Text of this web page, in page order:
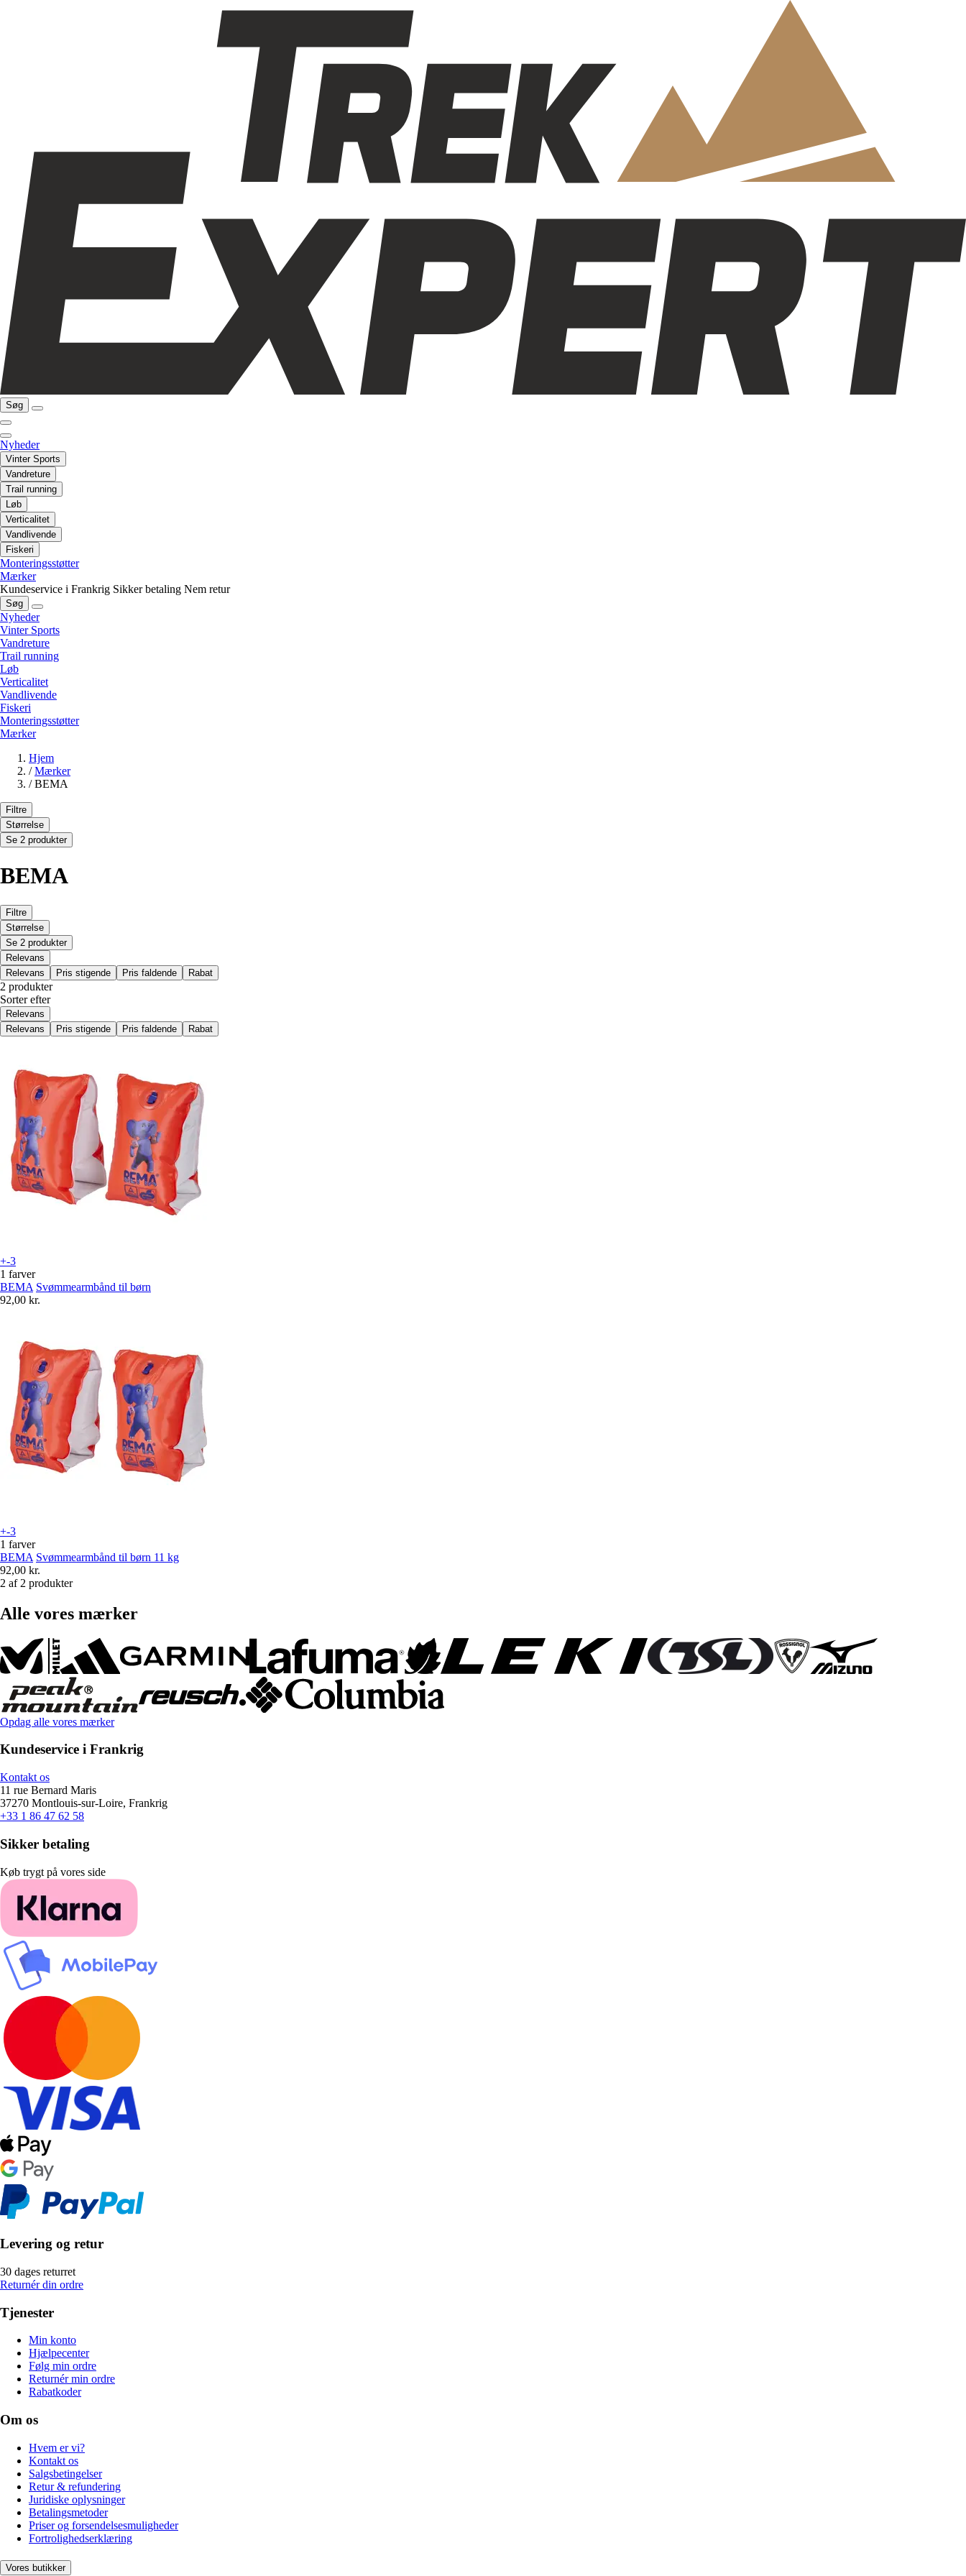
Søg
Nyheder
Vinter Sports
Vandreture
Trail running
Løb
Verticalitet
Vandlivende
Fiskeri
Monteringsstøtter
Mærker
Kundeservice i Frankrig Sikker betaling Nem retur
Søg
Nyheder
Vinter Sports
Vandreture
Trail running
Løb
Verticalitet
Vandlivende
Fiskeri
Monteringsstøtter
Mærker
Hjem
/ Mærker
/ BEMA
Filtre
Størrelse
Se 2 produkter
BEMA
Filtre
Størrelse
Se 2 produkter
Relevans
Relevans
Pris stigende Pris faldende Rabat
2 produkter
Sorter efter
Relevans
Relevans
Pris stigende Pris faldende Rabat
+-3
1 farver
BEMA Svømmearmbånd til børn
92,00 kr.
+-3
1 farver
BEMA Svømmearmbånd til børn 11 kg
92,00 kr.
2 af 2 produkter
Alle vores mærker
Opdag alle vores mærker
Kundeservice i Frankrig
Kontakt os
11 rue Bernard Maris
37270 Montlouis-sur-Loire, Frankrig
+33 1 86 47 62 58
Sikker betaling
Køb trygt på vores side
Levering og retur
30 dages returret
Returnér din ordre
Tjenester
Min konto
Hjælpecenter
Følg min ordre
Returnér min ordre
Rabatkoder
Om os
Hvem er vi?
Kontakt os
Salgsbetingelser
Retur & refundering
Juridiske oplysninger
Betalingsmetoder
Priser og forsendelsesmuligheder
Fortrolighedserklæring
Vores butikker